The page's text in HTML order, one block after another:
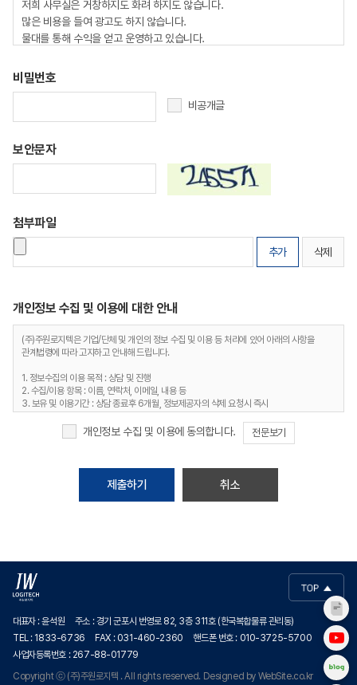
비밀번호
비공개글
보안문자
첨부파일
추가 삭제
개인정보 수집 및 이용에 대한 안내
(주)주원로지텍은 기업/단체 및 개인의 정보 수집 및 이용 등 처리에 있어 아래의 사항을
관계법령에 따라 고지하고 안내해 드립니다.
1. 정보수집의 이용 목적 : 상담 및 진행
2. 수집/이용 항목 : 이름, 연락처, 이메일, 내용 등
3. 보유 및 이용기간 : 상담 종료후 6개월, 정보제공자의 삭제 요청시 즉시
개인정보 수집 및 이용에 동의합니다. 전문보기
취소
대표자 : 윤석원
주소 : 경기 군포시 번영로 82, 3층 311호 (한국복합물류 관리동)
TEL : 1833-6736
FAX : 031-460-2360
핸드폰 번호 : 010-3725-5700
사업자등록번호 : 267-88-01779
Copyright ⓒ (주)주원로지텍 . All rights reserved. Designed by WebSite.co.kr